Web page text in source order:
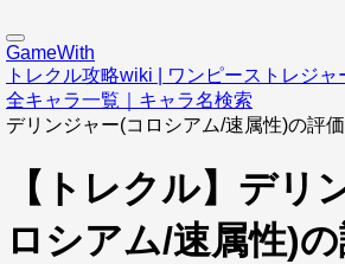
GameWith
トレクル攻略wiki | ワンピーストレジャ
全キャラ一覧｜キャラ名検索
デリンジャー(コロシアム/速属性)の評価
【トレクル】デリ
ロシアム/速属性)